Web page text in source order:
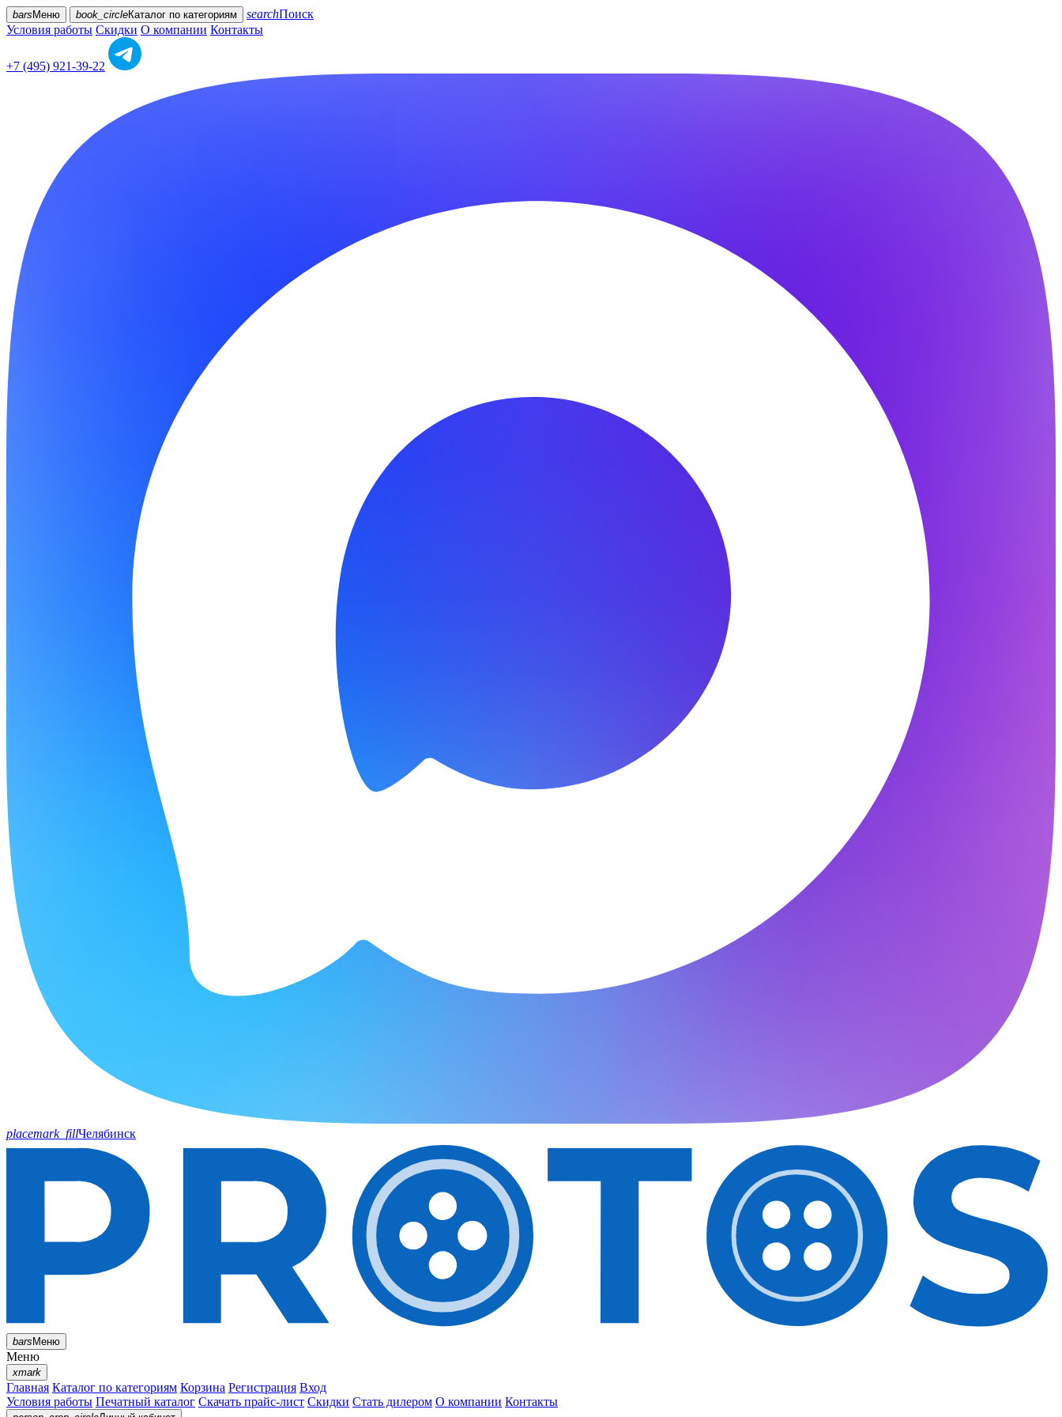
bars Меню book_circleКаталог по категориям searchПоиск
Условия работы Скидки О компании Контакты
+7 (495) 921-39-22
placemark_fillЧелябинск
barsМеню
Меню
xmark
Главная Каталог по категориям Корзина Регистрация Вход
Условия работы Печатный каталог Скачать прайс-лист Скидки Стать дилером О компании Контакты